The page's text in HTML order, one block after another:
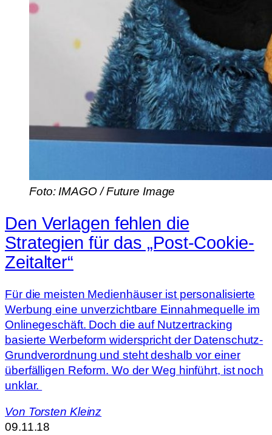
Foto: IMAGO / Future Image
Den Verlagen fehlen die
Strategien für das „Post-Cookie-
Zeitalter“
Für die meisten Medienhäuser ist personalisierte
Werbung eine unverzichtbare Einnahmequelle im
Onlinegeschäft. Doch die auf Nutzertracking
basierte Werbeform widerspricht der Datenschutz-
Grundverordnung und steht deshalb vor einer
überfälligen Reform. Wo der Weg hinführt, ist noch
unklar.
Von Torsten Kleinz
09.11.18